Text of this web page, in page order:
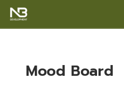
Mood Board